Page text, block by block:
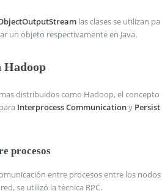
las clases se utilizan pa
un objeto respectivamente en Java.
Hadoop
distribuidos como Hadoop, el concepto
Interprocess Communicationy Persist
procesos
entre procesos entre los nodos
se utilizó la técnica RPC.